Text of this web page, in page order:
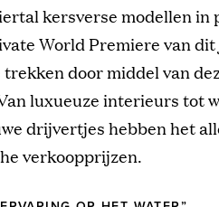
kersverse modellen in
World Premiere van
door middel van
luxueuze interieurs tot
drijvertjes hebben het
verkoopprijzen.